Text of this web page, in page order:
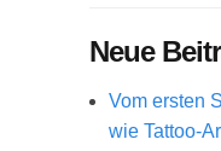
Neue
Vom ersten
wie Tattoo-